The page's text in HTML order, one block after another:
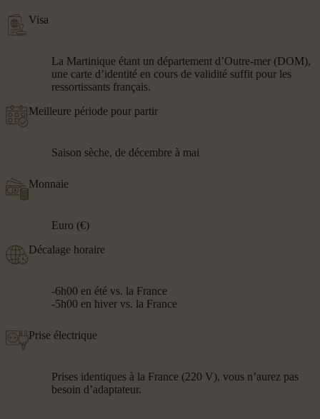
Visa
La Martinique étant un département d’Outre-mer (DOM),
une carte d’identité en cours de validité suffit pour les
ressortissants français.
Meilleure période pour partir
Saison sèche, de décembre à mai
Monnaie
Euro (€)
Décalage horaire
-6h00 en été vs. la France
-5h00 en hiver vs. la France
Prise électrique
Prises identiques à la France (220 V), vous n’aurez pas
besoin d’adaptateur.